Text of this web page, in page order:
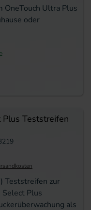
OneTouch Ultra Plus
oder
Plus Teststreifen
Teststreifen zur
Plus
als